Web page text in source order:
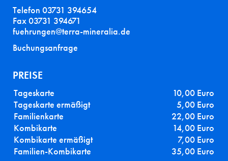
Telefon 03731 394654
Fax 03731 394671
fuehrungen@terra-mineralia.de
Buchungsanfrage
PREISE
Tageskarte
10,00 Euro
Tageskarte ermäßigt
5,00 Euro
Familienkarte
22,00 Euro
Kombikarte
14,00 Euro
Kombikarte ermäßigt
7,00 Euro
Familien-Kombikarte
35,00 Euro